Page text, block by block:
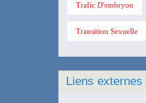
Trafic D'embryon
Transition Sexuelle
Liens externes